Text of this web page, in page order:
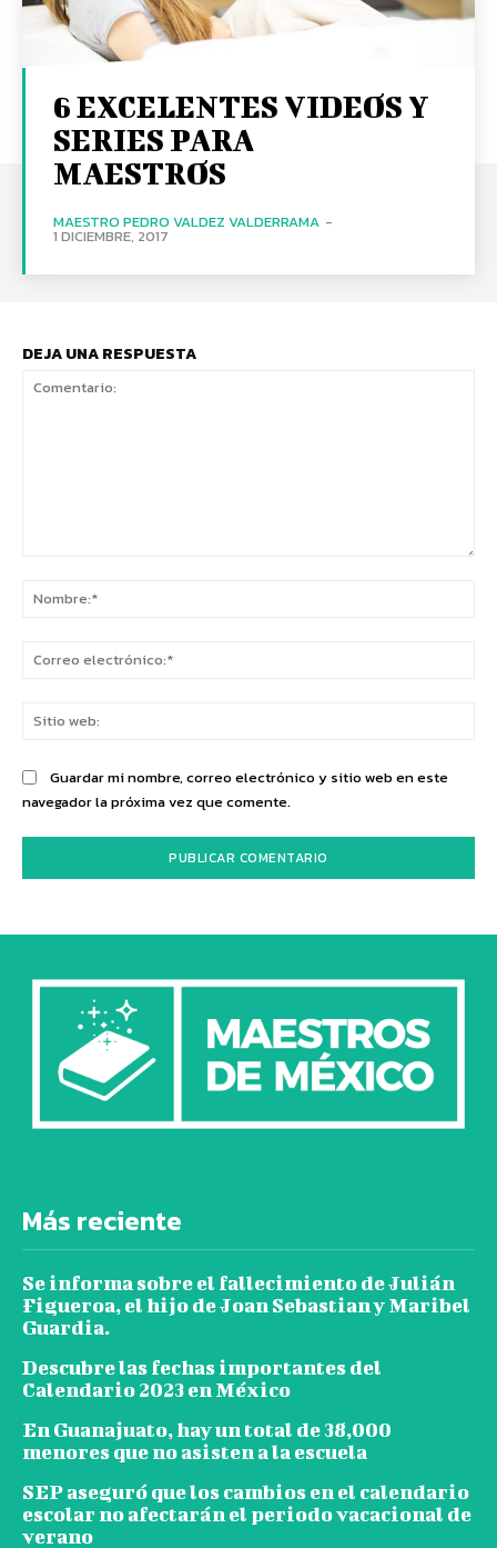
6 EXCELENTES VIDEOS Y
SERIES PARA
MAESTROS
MAESTRO PEDRO VALDEZ VALDERRAMA -
1 DICIEMBRE, 2017
DEJA UNA RESPUESTA
Guardar mi nombre, correo electrónico y sitio web en este
navegador la próxima vez que comente.
Más reciente
Se informa sobre el fallecimiento de Julián
Figueroa, el hijo de Joan Sebastian y Maribel
Guardia.
Descubre las fechas importantes del
Calendario 2023 en México
En Guanajuato, hay un total de 38,000
menores que no asisten a la escuela
SEP aseguró que los cambios en el calendario
escolar no afectarán el periodo vacacional de
verano